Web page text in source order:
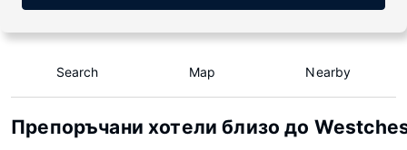
Search Map Nearby
Препоръчани хотели близо до